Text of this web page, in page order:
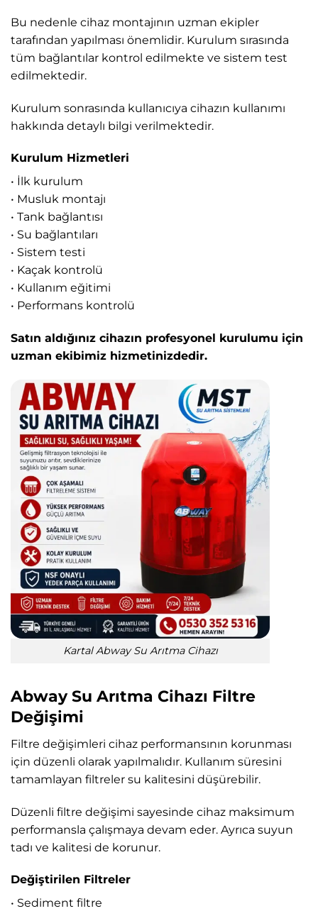
Bu nedenle cihaz montajının uzman ekipler
tarafından yapılması önemlidir. Kurulum sırasında
tüm bağlantılar kontrol edilmekte ve sistem test
edilmektedir.
Kurulum sonrasında kullanıcıya cihazın kullanımı
hakkında detaylı bilgi verilmektedir.
Kurulum Hizmetleri
• İlk kurulum
• Musluk montajı
• Tank bağlantısı
• Su bağlantıları
• Sistem testi
• Kaçak kontrolü
• Kullanım eğitimi
• Performans kontrolü
Satın aldığınız cihazın profesyonel kurulumu için
uzman ekibimiz hizmetinizdedir.
Kartal Abway Su Arıtma Cihazı
Abway Su Arıtma Cihazı Filtre
Değişimi
Filtre değişimleri cihaz performansının korunması
için düzenli olarak yapılmalıdır. Kullanım süresini
tamamlayan filtreler su kalitesini düşürebilir.
Düzenli filtre değişimi sayesinde cihaz maksimum
performansla çalışmaya devam eder. Ayrıca suyun
tadı ve kalitesi de korunur.
Değiştirilen Filtreler
• Sediment filtre